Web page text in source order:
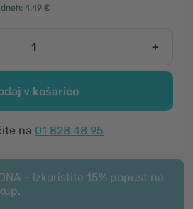
4.49 €
+
v košarico
na 01 828 48 95
- Izkoristite 15% popust na